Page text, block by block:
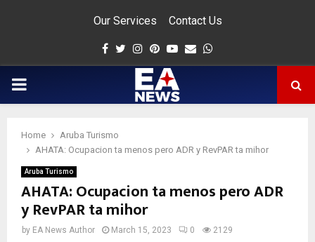
Our Services Contact Us
Facebook
Twitter
Instagram
Pinterest
Youtube
Email
PRIMARY
Home
Aruba Turismo
AHATA: Ocupacion ta menos pero ADR y RevPAR ta mihor
Aruba Turismo
AHATA: Ocupacion ta menos pero ADR
y RevPAR ta mihor
by EA News Author March 15, 2023 0 2129